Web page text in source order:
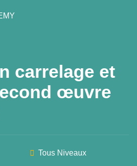
carrelage et
œuvre
Tous Niveaux